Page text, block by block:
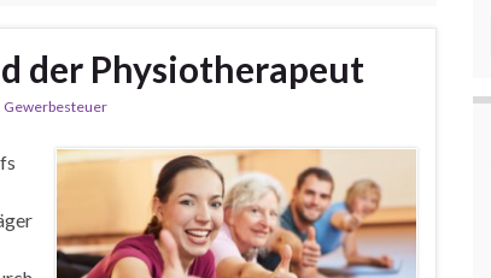
der Physiotherapeut
Gewerbesteuer